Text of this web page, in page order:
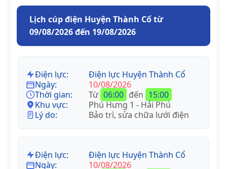
Lịch cúp điện Huyện Thành Cổ từ
09/08/2026 đến 19/08/2026
Điện lực:
Điện lực Huyện Thành Cổ
Ngày:
10/08/2026
Thời gian:
Từ 06:00 đến 15:00
Khu vực:
Phú Hưng 1 - Hải Phú
Lý do:
Bảo trì, sửa chữa lưới điện
Điện lực:
Điện lực Huyện Thành Cổ
Ngày:
10/08/2026